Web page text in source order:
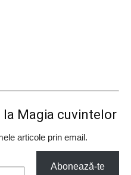
la Magia cuvintelor
articole prin email.
Abonează-te